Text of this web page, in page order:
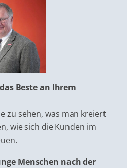
Beste an Ihrem
zu sehen, was man kreiert
wie sich die Kunden im
Menschen nach der